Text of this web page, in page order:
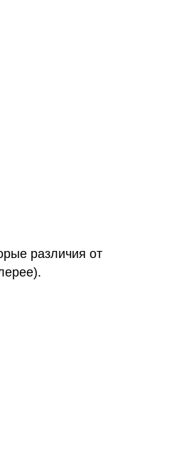
различия от